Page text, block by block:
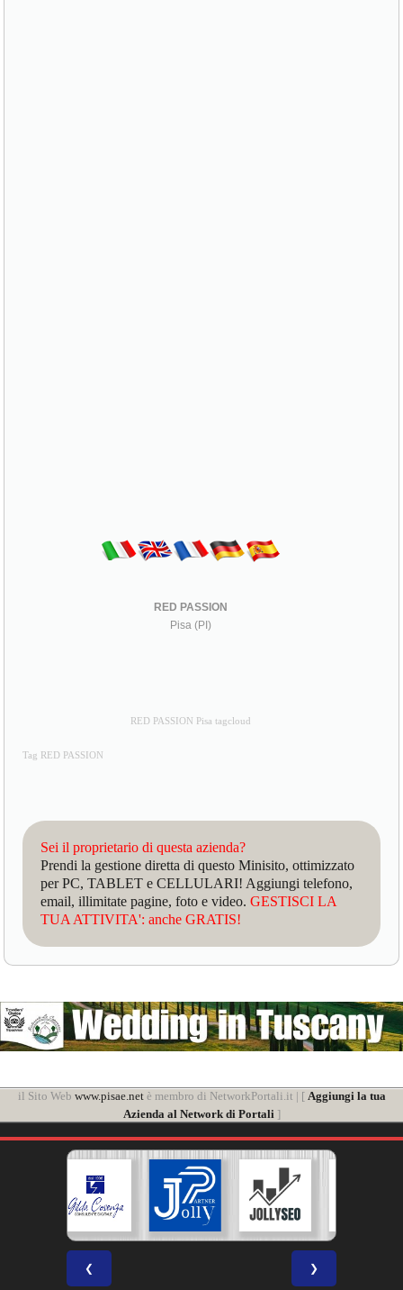
RED PASSION
Pisa (PI)
RED PASSION Pisa tagcloud
Tag RED PASSION
Sei il proprietario di questa azienda?
Prendi la gestione diretta di questo Minisito, ottimizzato
per PC, TABLET e CELLULARI! Aggiungi telefono,
email, illimitate pagine, foto e video.GESTISCI LA
TUA ATTIVITA': anche GRATIS!
il Sito Web www.pisae.netè membro di NetworkPortali.it | [ Aggiungi la tua
Azienda al Network di Portali]
❮ ❯